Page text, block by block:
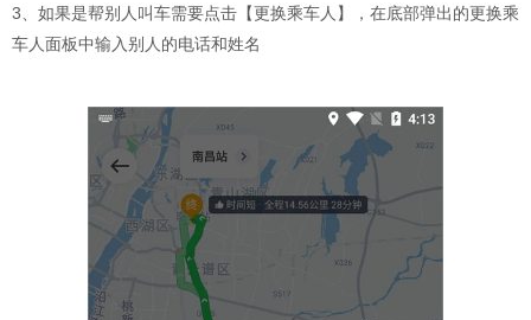
3、如果是帮别人叫车需要点击【更换乘车人】，在底部弹出的更换乘
车人面板中输入别人的电话和姓名